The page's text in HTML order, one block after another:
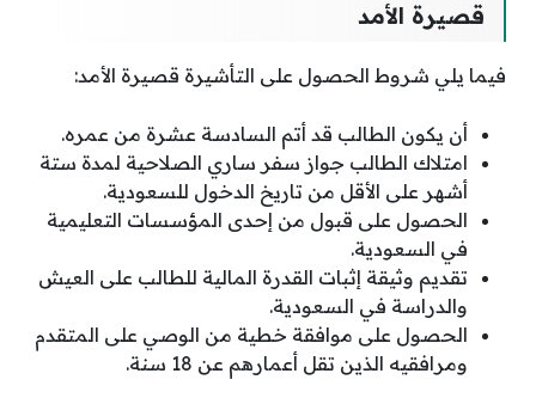
قصيرة الأمد
فيما يلي شروط الحصول على التأشيرة قصيرة الأمد:
أن يكون الطالب قد أتم السادسة عشرة من عمره.
امتلاك الطالب جواز سفر ساري الصلاحية لمدة ستة
أشهر على الأقل من تاريخ الدخول للسعودية.
الحصول على قبول من إحدى المؤسسات التعليمية
في السعودية.
تقديم وثيقة إثبات القدرة المالية للطالب على العيش
والدراسة في السعودية.
الحصول على موافقة خطية من الوصي على المتقدم
ومرافقيه الذين تقل أعمارهم عن 18 سنة.